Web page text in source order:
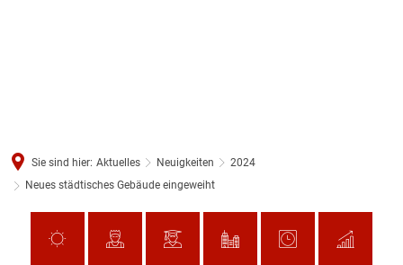
Sie sind hier: Aktuelles Neuigkeiten
2024
Neues städtisches Gebäude eingeweiht